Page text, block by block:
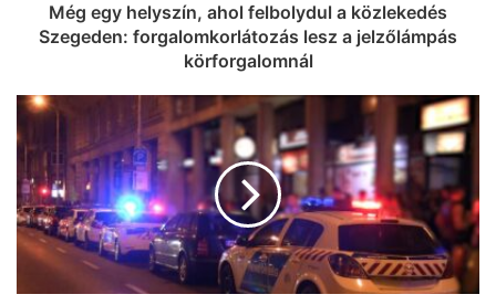
Még egy helyszín, ahol felbolydul a közlekedés
Szegeden: forgalomkorlátozás lesz a jelzőlámpás
körforgalomnál